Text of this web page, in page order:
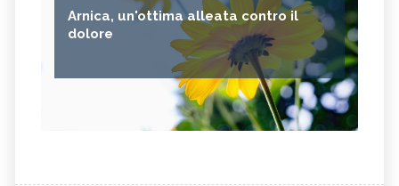
Arnica, un'ottima alleata contro il
dolore